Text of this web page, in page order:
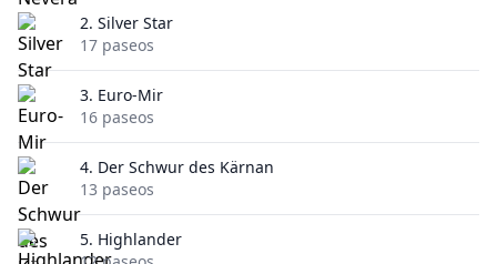
2. Silver Star
17 paseos
3. Euro-Mir
16 paseos
4. Der Schwur des Kärnan
13 paseos
5. Highlander